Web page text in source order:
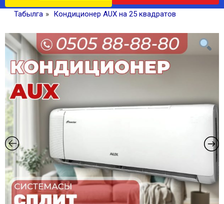
Табылга » Кондиционер AUX на 25 квадратов